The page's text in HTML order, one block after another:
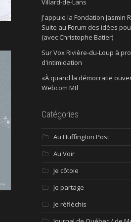
Villard-de-Lans
J'appuie la Fondation Jasmin
Suite au Forum des idées
(avec Christophe Batier)
Sur Vox Rivière-du-Loup à
d'intimidation
«À quand la démocratie
Webcom Mtl
Catégories
Au Huffington Post
Au Voir
Je côtoie
Je partage
Je réfléchis